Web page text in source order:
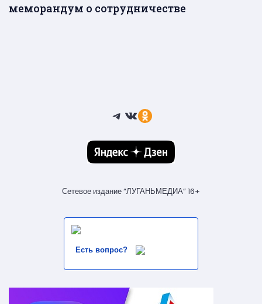
меморандум о сотрудничестве
Telegram
ВКонтакте
Ссылка
Сетевое издание “ЛУГАНЬМЕДИА” 16+
Есть вопрос?